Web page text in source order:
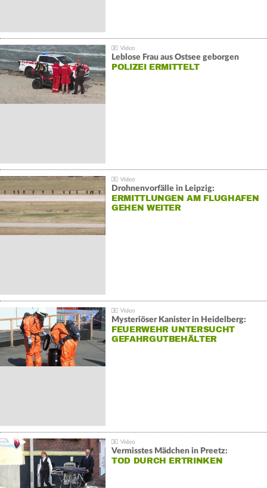
Leblose Frau aus Ostsee geborgen
POLIZEI ERMITTELT
Drohnenvorfälle in Leipzig:
ERMITTLUNGEN AM FLUGHAFEN
GEHEN WEITER
Mysteriöser Kanister in Heidelberg:
FEUERWEHR UNTERSUCHT
GEFAHRGUTBEHÄLTER
Vermisstes Mädchen in Preetz:
TOD DURCH ERTRINKEN